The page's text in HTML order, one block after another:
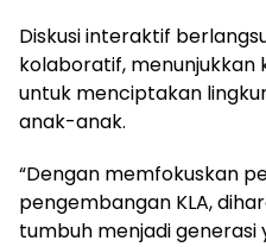
Diskusi interaktif
kolaboratif, menunjukkan
untuk menciptakan
anak-anak.
“Dengan memfokuskan
pengembangan KLA,
tumbuh menjadi generasi